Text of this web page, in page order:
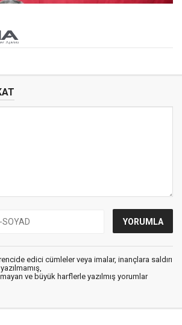
edici cümleler veya imalar, inançlara saldırı
ve büyük harflerle yazılmış yorumlar